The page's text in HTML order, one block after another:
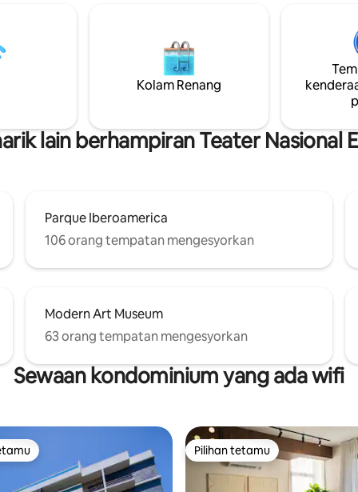
Terbang
Las Américas (pada waktu
boleh meningkat dari 20
mendapati ruang ini tenang
Nikmati lokasi yang tiada
betul-betul di seberang taman,
dan teater, dan hanya
dari pusat membeli-belah,
malam, pasar raya dan
Kolam Renang
lain berhampiran Teater Nasional
Parque Iberoamerica
106 orang tempatan mengesyorkan
Modern Art Museum
63 orang tempatan mengesyorkan
Sewaan kondominium yang ada wifi
Pilihan tetamu
Pilihan tetamu